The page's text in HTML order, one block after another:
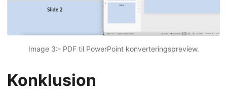
Image 3:- PDF til PowerPoint konverteringspreview.
Konklusion